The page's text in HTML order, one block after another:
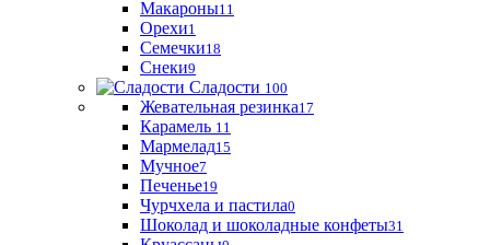
Макароны11
Орехи1
Семечки18
Снеки9
Сладости 100
Жевательная резинка17
Карамель 11
Мармелад15
Мучное7
Печенье19
Чурчхела и пастила0
Шоколад и шоколадные конфеты31